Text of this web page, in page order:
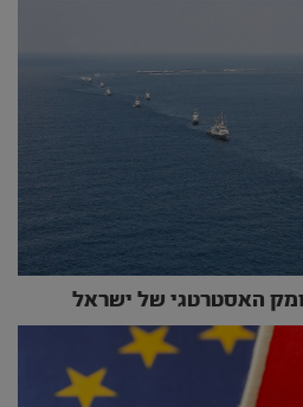
האסטרטגי של ישראל